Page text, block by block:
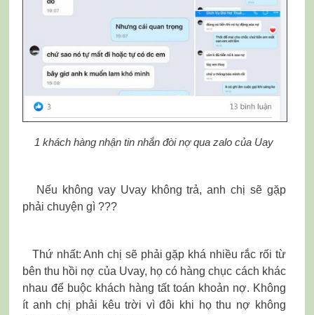
1 khách hàng nhận tin nhắn đòi nợ qua zalo của Uay
Nếu không vay Uvay không trả, anh chị sẽ gặp
phải chuyện gì ???
Thứ nhất: Anh chị sẽ phải gặp khá nhiều rắc rối từ
bên thu hồi nợ của Uvay, họ có hàng chục cách khác
nhau để buộc khách hàng tất toán khoản nợ. Không
ít anh chị phải kêu trời vì đôi khi họ thu nợ không